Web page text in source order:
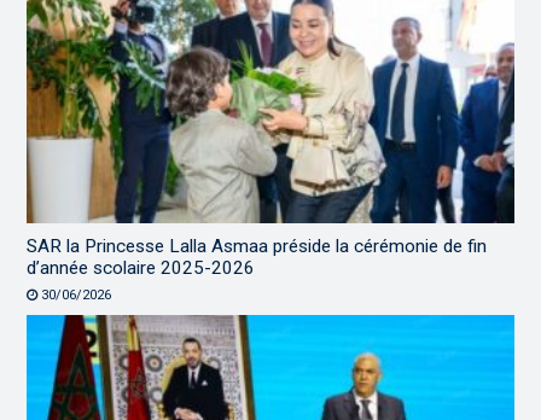
SAR la Princesse Lalla Asmaa préside la cérémonie de fin
d’année scolaire 2025-2026
30/06/2026